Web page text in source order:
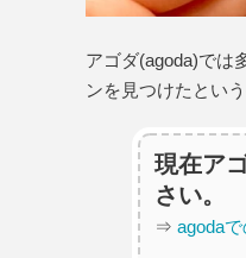
アゴダ(agoda)では
ンを見つけたとい
現在ア
さい。
⇒ agoda